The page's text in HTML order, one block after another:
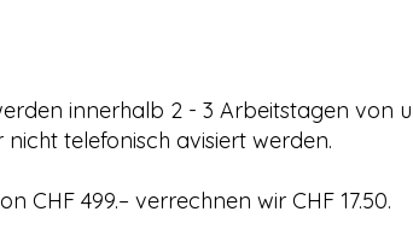
innerhalb 2 - 3 Arbeitstagen von
telefonisch avisiert werden.
CHF 499.– verrechnen wir CHF 17.50.